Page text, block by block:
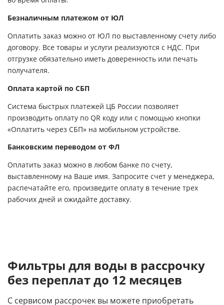
Безналичным платежом от ЮЛ
Оплатить заказ можно от ЮЛ по выставленному счету либо
договору. Все товары и услуги реализуются с НДС. При
отгрузке обязательно иметь доверенность или печать
получателя.
Оплата картой по СБП
Система быстрых платежей ЦБ России позволяет
производить оплату по QR коду или с помощью кнопки
«Оплатить через СБП» на мобильном устройстве.
Банковским переводом от ФЛ
Оплатить заказ можно в любом банке по счету,
выставленному на Ваше имя. Запросите счет у менеджера,
распечатайте его, произведите оплату в течение трех
рабочих дней и ожидайте доставку.
Фильтры для воды в рассрочку
без переплат до 12 месяцев
С сервисом рассрочек вы можете приобретать